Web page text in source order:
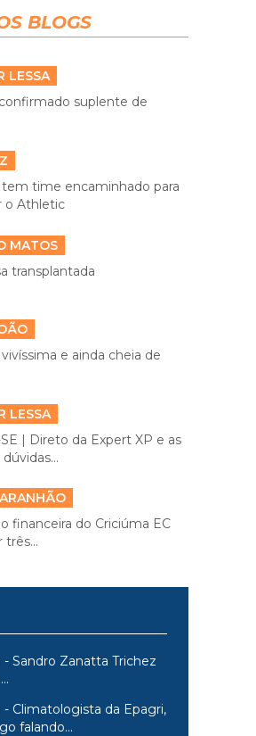
BLOGS
LESSA
suplente de
tem time encaminhado para
o Athletic
MATOS
transplantada
vivíssima e ainda cheia de
LESSA
| Direto da Expert XP e as
financeira do Criciúma EC
três...
- Sandro Zanatta Trichez
- Climatologista da Epagri,
falando...